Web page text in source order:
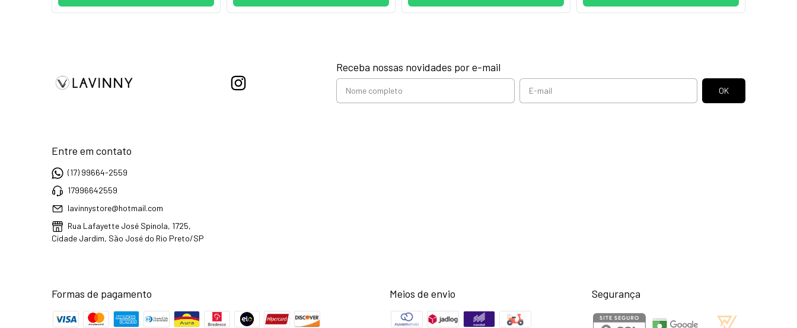
Receba nossas novidades por e-mail
Entre em contato
(17) 99664-2559
17996642559
lavinnystore@hotmail.com
Rua Lafayette José Spinola, 1725,
Cidade Jardim, São José do Rio Preto/SP
Formas de pagamento Meios de envio Segurança